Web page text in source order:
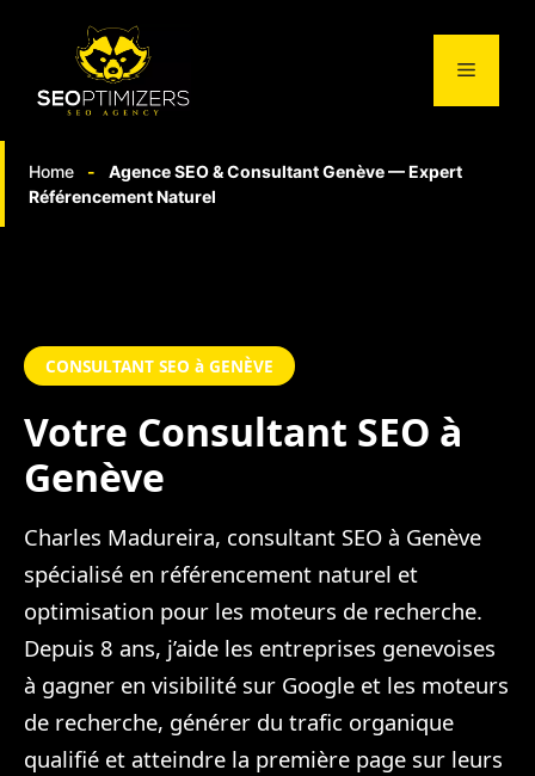
Menu
Home -
Agence SEO & Consultant Genève — Expert
Référencement Naturel
CONSULTANT SEO à GENÈVE
Votre Consultant SEO à
Genève
Charles Madureira, consultant SEO à Genève
spécialisé en référencement naturel et
optimisation pour les moteurs de recherche.
Depuis 8 ans, j’aide les entreprises genevoises
à gagner en visibilité sur Google et les moteurs
de recherche, générer du trafic organique
qualifié et atteindre la première page sur leurs